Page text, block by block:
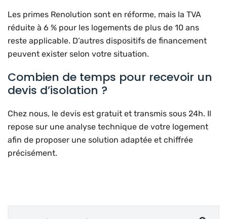
Les primes Renolution sont en réforme, mais la TVA
réduite à 6 % pour les logements de plus de 10 ans
reste applicable. D’autres dispositifs de financement
peuvent exister selon votre situation.
Combien de temps pour recevoir un
devis d’isolation ?
Chez nous, le devis est gratuit et transmis sous 24h. Il
repose sur une analyse technique de votre logement
afin de proposer une solution adaptée et chiffrée
précisément.